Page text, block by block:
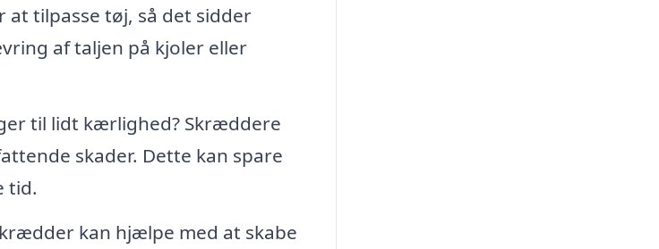
at tilpasse tøj, så det sidder
af taljen på kjoler eller
til lidt kærlighed? Skræddere
skader. Dette kan spare
tid.
kan hjælpe med at skabe